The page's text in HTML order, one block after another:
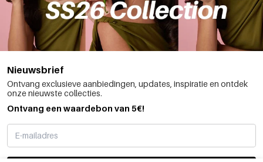
Nieuwsbrief
Ontvang exclusieve aanbiedingen, updates, inspiratie en ontdek
onze nieuwste collecties.
Ontvang een waardebon van 5€!